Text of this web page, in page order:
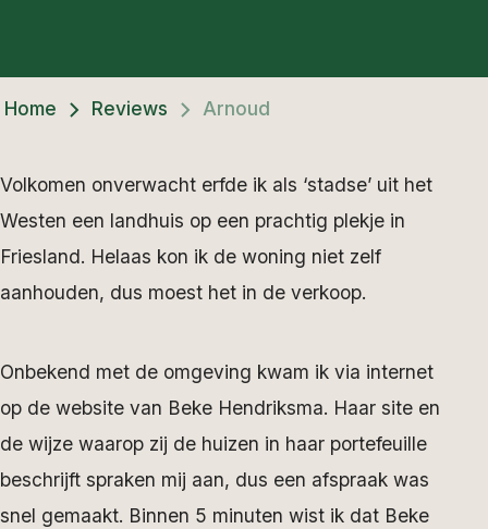
Home Reviews Arnoud
Volkomen onverwacht erfde ik als ‘stadse’ uit het
Westen een landhuis op een prachtig plekje in
Friesland. Helaas kon ik de woning niet zelf
aanhouden, dus moest het in de verkoop.
Onbekend met de omgeving kwam ik via internet
op de website van Beke Hendriksma. Haar site en
de wijze waarop zij de huizen in haar portefeuille
beschrijft spraken mij aan, dus een afspraak was
snel gemaakt. Binnen 5 minuten wist ik dat Beke